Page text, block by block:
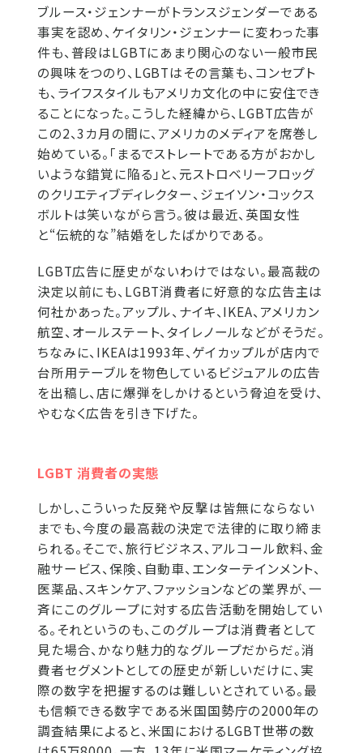
ブルース・ジェンナーがトランスジェンダーである
事実を認め、ケイタリン・ジェンナーに変わった事
件も、普段はLGBTにあまり関心のない一般市民
の興味をつのり、LGBTはその言葉も、コンセプト
も、ライフスタイルもアメリカ文化の中に安住でき
ることになった。こうした経緯から、LGBT広告が
この2、3カ月の間に、アメリカのメディアを席巻し
始めている。「まるでストレートである方がおかし
いような錯覚に陥る」と、元ストロベリーフロッグ
のクリエティブディレクター、ジェイソン・コックス
ボルトは笑いながら言う。彼は最近、英国女性
と“伝統的な”結婚をしたばかりである。
LGBT広告に歴史がないわけではない。最高裁の
決定以前にも、LGBT消費者に好意的な広告主は
何社かあった。アップル、ナイキ、IKEA、アメリカン
航空、オールステート、タイレノールなどがそうだ。
ちなみに、IKEAは1993年、ゲイカップルが店内で
台所用テーブルを物色しているビジュアルの広告
を出稿し、店に爆弾をしかけるという脅迫を受け、
やむなく広告を引き下げた。
LGBT 消費者の実態
しかし、こういった反発や反撃は皆無にならない
までも、今度の最高裁の決定で法律的に取り締ま
られる。そこで、旅行ビジネス、アルコール飲料、金
融サービス、保険、自動車、エンターテインメント、
医薬品、スキンケア、ファッションなどの業界が、一
斉にこのグループに対する広告活動を開始してい
る。それというのも、このグループは消費者として
見た場合、かなり魅力的なグループだからだ。消
費者セグメントとしての歴史が新しいだけに、実
際の数字を把握するのは難しいとされている。最
も信頼できる数字である米国国勢庁の2000年の
調査結果によると、米国におけるLGBT世帯の数